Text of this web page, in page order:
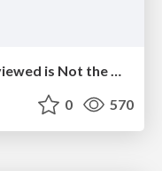
GC25 Recap: The Code You Reviewed is Not the Code You Built / #newt_gophercon_tour
0 570